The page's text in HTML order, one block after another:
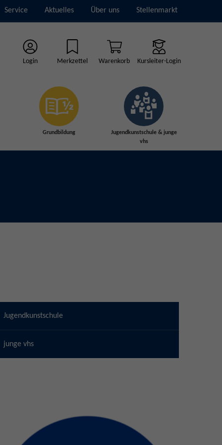
Service Aktuelles Über uns Stellenmarkt
Login Merkzettel Warenkorb Kursleiter-Login
Grundbildung
Jugendkunstschule & junge
vhs
Jugendkunstschule
junge vhs